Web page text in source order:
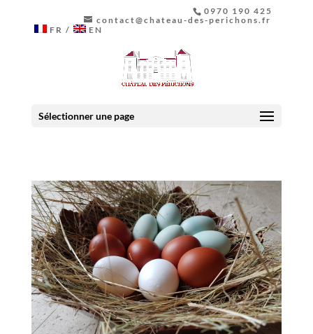
0970 190 425
contact@chateau-des-perichons.fr
FR
EN
Sélectionner une page